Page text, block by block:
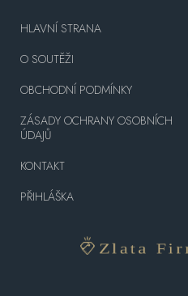
HLAVNÍ STRANA
O SOUTĚŽI
OBCHODNÍ PODMÍNKY
ZÁSADY OCHRANY OSOBNÍCH
ÚDAJŮ
KONTAKT
PŘIHLÁŠKA